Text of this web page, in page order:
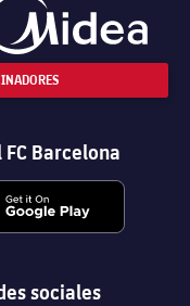
Barcelona
sociales